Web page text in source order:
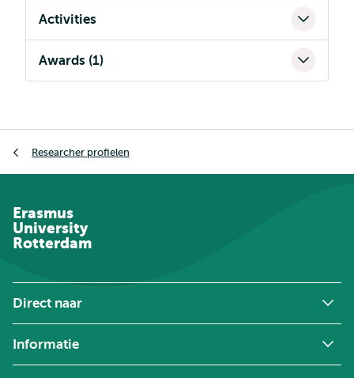
Activities
Awards (1)
Researcher profielen
Erasmus
University
Rotterdam
Direct naar
Informatie